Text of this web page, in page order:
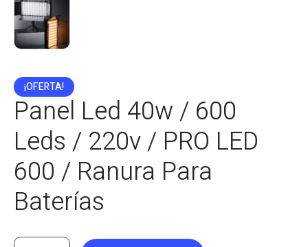
¡OFERTA!
Panel Led 40w / 600
Leds / 220v / PRO LED
600 / Ranura Para
Baterías